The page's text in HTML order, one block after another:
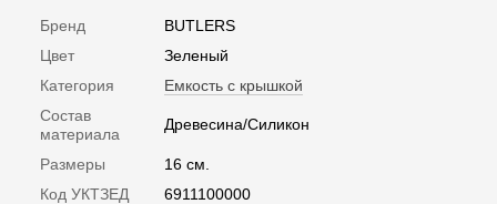
Бренд
BUTLERS
Цвет
Зеленый
Категория
Емкость с крышкой
Состав
материала
Древесина/Силикон
Размеры
16 см.
Код УКТЗЕД
6911100000